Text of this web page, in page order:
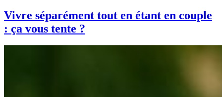
Vivre séparément tout en étant en couple
: ça vous tente ?